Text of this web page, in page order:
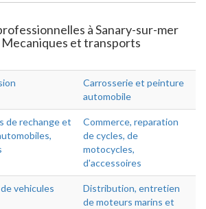
à Sanary-sur-mer
et transports
Carrosserie et peinture
automobile
de rechange et
Commerce, reparation
de cycles, de
motocycles,
d'accessoires
vehicules
Distribution, entretien
de moteurs marins et